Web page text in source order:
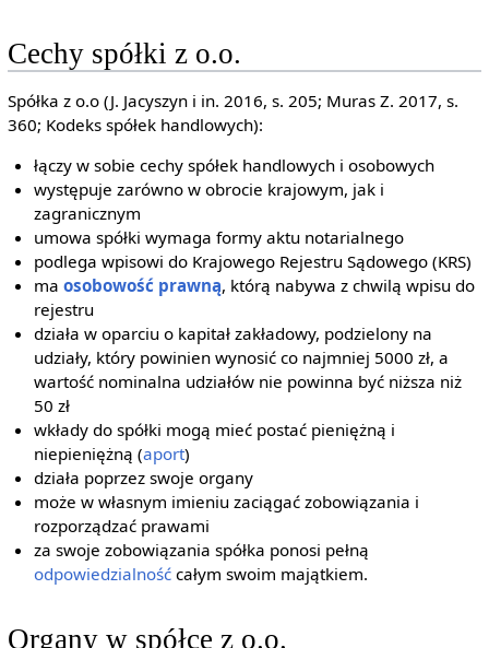
Cechy spółki z o.o.
Spółka z o.o (J. Jacyszyn i in. 2016, s. 205; Muras Z. 2017, s.
360; Kodeks spółek handlowych):
łączy w sobie cechy spółek handlowych i osobowych
występuje zarówno w obrocie krajowym, jak i
zagranicznym
umowa spółki wymaga formy aktu notarialnego
podlega wpisowi do Krajowego Rejestru Sądowego (KRS)
maosobowość prawną, którą nabywa z chwilą wpisu do
rejestru
działa w oparciu o kapitał zakładowy, podzielony na
udziały, który powinien wynosić co najmniej 5000 zł, a
wartość nominalna udziałów nie powinna być niższa niż
50 zł
wkłady do spółki mogą mieć postać pieniężną i
niepieniężną (aport)
działa poprzez swoje organy
może w własnym imieniu zaciągać zobowiązania i
rozporządzać prawami
za swoje zobowiązania spółka ponosi pełną
odpowiedzialność całym swoim majątkiem.
Organy w spółce z o.o.